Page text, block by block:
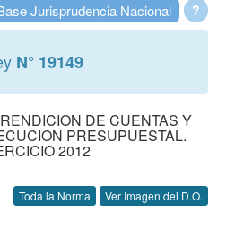
?
Jurisprudencia Nacional
N° 19149
DE CUENTAS Y
PRESUPUESTAL.
2012
Toda la Norma Ver Imagen del D.O.